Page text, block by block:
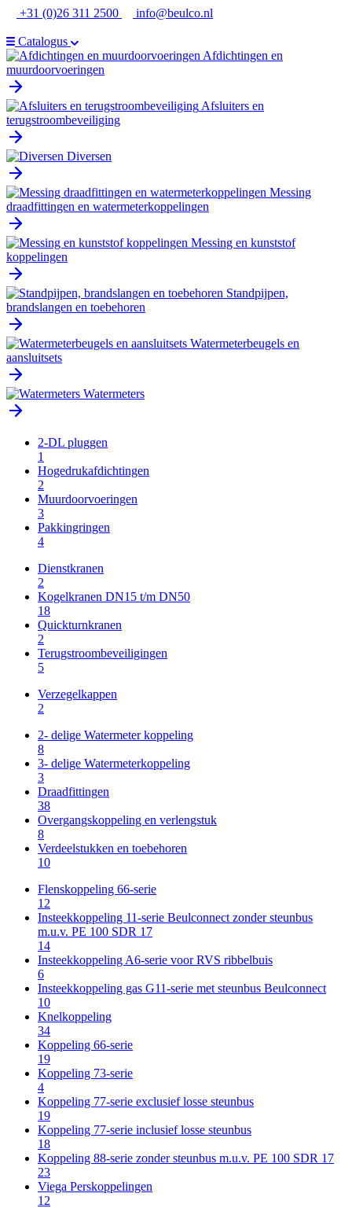
Ga
de
inhoud
+31 (0)26 311 2500 info@beulco.nl
Catalogus
Afdichtingen en
muurdoorvoeringen
Afsluiters en
terugstroombeveiliging
Diversen
Messing
draadfittingen en watermeterkoppelingen
Messing en kunststof
koppelingen
Standpijpen,
brandslangen en toebehoren
Watermeterbeugels en
aansluitsets
Watermeters
2-DL pluggen
1
Hogedrukafdichtingen
2
Muurdoorvoeringen
3
Pakkingringen
4
Dienstkranen
2
Kogelkranen DN15 t/m DN50
18
Quickturnkranen
2
Terugstroombeveiligingen
5
Verzegelkappen
2
2- delige Watermeter koppeling
8
3- delige Watermeterkoppeling
3
Draadfittingen
38
Overgangskoppeling en verlengstuk
8
Verdeelstukken en toebehoren
10
Flenskoppeling 66-serie
12
Insteekkoppeling 11-serie Beulconnect zonder steunbus
m.u.v. PE 100 SDR 17
14
Insteekkoppeling A6-serie voor RVS ribbelbuis
6
Insteekkoppeling gas G11-serie met steunbus Beulconnect
10
Knelkoppeling
34
Koppeling 66-serie
19
Koppeling 73-serie
4
Koppeling 77-serie exclusief losse steunbus
19
Koppeling 77-serie inclusief losse steunbus
18
Koppeling 88-serie zonder steunbus m.u.v. PE 100 SDR 17
23
Viega Perskoppelingen
12